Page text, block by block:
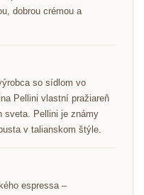
dobrou crémou a
so sídlom vo
Pellini vlastní pražiareň
sveta. Pellini je známy
v talianskom štýle.
espressa –